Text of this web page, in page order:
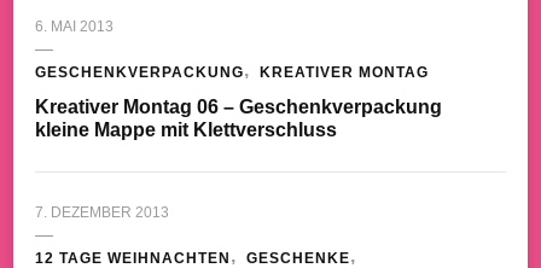
6. MAI 2013
GESCHENKVERPACKUNG KREATIVER MONTAG
Kreativer Montag 06 – Geschenkverpackung
kleine Mappe mit Klettverschluss
7. DEZEMBER 2013
12 TAGE WEIHNACHTEN
GESCHENKE